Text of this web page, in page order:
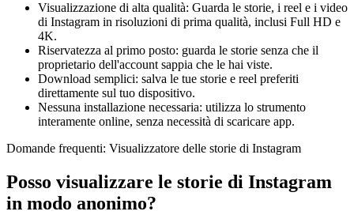
Visualizzazione di alta qualità: Guarda le storie, i reel e i video
di Instagram in risoluzioni di prima qualità, inclusi Full HD e
4K.
Riservatezza al primo posto: guarda le storie senza che il
proprietario dell'account sappia che le hai viste.
Download semplici: salva le tue storie e reel preferiti
direttamente sul tuo dispositivo.
Nessuna installazione necessaria: utilizza lo strumento
interamente online, senza necessità di scaricare app.
Domande frequenti: Visualizzatore delle storie di Instagram
Posso visualizzare le storie di Instagram
in modo anonimo?